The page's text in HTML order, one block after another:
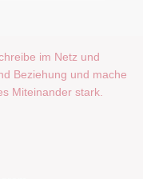
im Netz und
Beziehung und mache
Miteinander stark.